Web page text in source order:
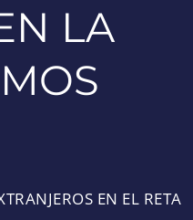
LA
EN EL RETA